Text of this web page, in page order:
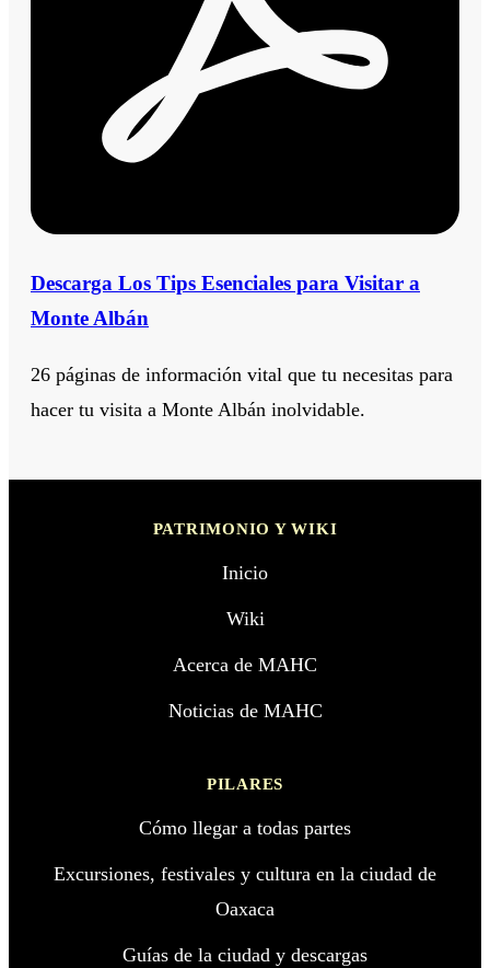
Descarga Los Tips Esenciales para Visitar a
Monte Albán
26 páginas de información vital que tu necesitas para
hacer tu visita a Monte Albán inolvidable.
PATRIMONIO Y WIKI
Inicio
Wiki
Acerca de MAHC
Noticias de MAHC
PILARES
Cómo llegar a todas partes
Excursiones, festivales y cultura en la ciudad de
Oaxaca
Guías de la ciudad y descargas